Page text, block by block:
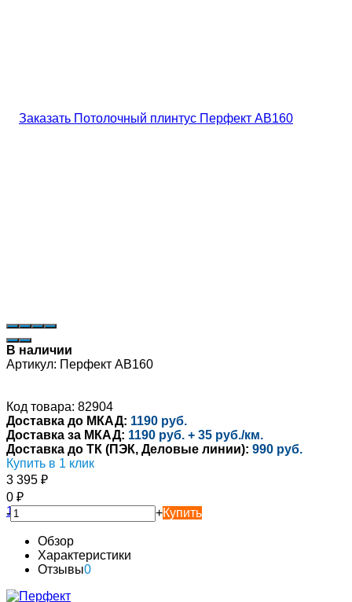
В наличии
Артикул: Перфект AB160
Код товара: 82904
Доставка до МКАД: 1190 руб.
Доставка за МКАД: 1190 руб. + 35 руб./км.
Доставка до ТК (ПЭК, Деловые линии): 990 руб.
Купить в 1 клик
3 395 ₽
0 ₽
-
+Купить
Обзор
Характеристики
Отзывы0